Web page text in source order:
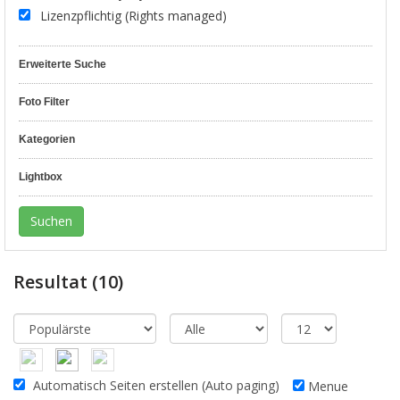
Lizenzpflichtig (Rights managed)
Erweiterte Suche
Foto Filter
Kategorien
Lightbox
Resultat (10)
Automatisch Seiten erstellen (Auto paging) Menue